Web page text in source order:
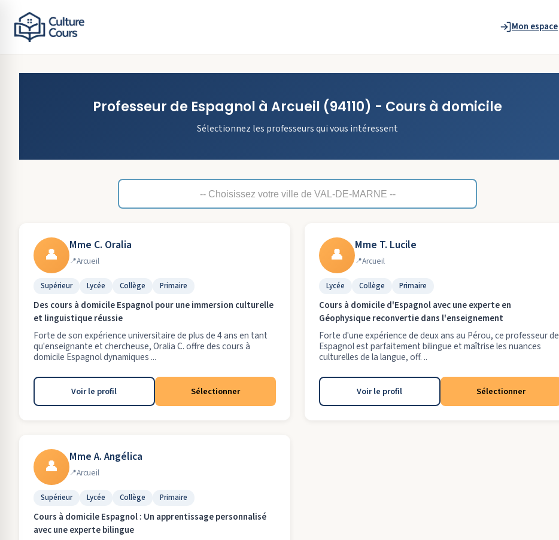
Mon espace
Professeur de Espagnol à Arcueil (94110) - Cours à domicile
Sélectionnez les professeurs qui vous intéressent
👤 Mme C. Oralia
Arcueil
Supérieur Lycée Collège Primaire
Des cours à domicile Espagnol pour une immersion culturelle
et linguistique réussie
Forte de son expérience universitaire de plus de 4 ans en tant
qu'enseignante et chercheuse, Oralia C. offre des cours à
domicile Espagnol dynamiques ...
Voir le profil Sélectionner
👤 Mme T. Lucile
Arcueil
Lycée Collège Primaire
Cours à domicile d'Espagnol avec une experte en
Géophysique reconvertie dans l'enseignement
Forte d'une expérience de deux ans au Pérou, ce professeur de
Espagnol est parfaitement bilingue et maîtrise les nuances
culturelles de la langue, off. ..
Voir le profil Sélectionner
👤 Mme A. Angélica
Arcueil
Supérieur Lycée Collège Primaire
Cours à domicile Espagnol : Un apprentissage personnalisé
avec une experte bilingue